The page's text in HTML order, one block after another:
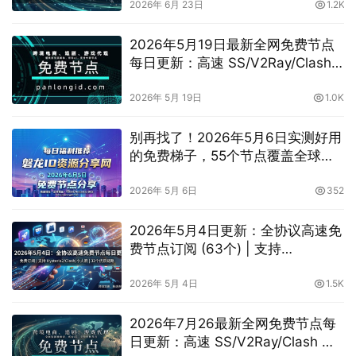
vless/shadowrocket/trojan/vmess
2026年 6月 23日 1.2K
2026年5月19日最新全网免费节点
每日更新：高速 SS/V2Ray/Clash
vless/shadowrocket/vmess节点
2026年 5月 19日 1.0K
别再找了！2026年5月6日实测好用
的免费梯子，55个节点覆盖全球，
2026年 5月 6日 352
2026年5月4日更新：全协议高速免
费节点订阅 (63个) | 支持
2026年 5月 4日 1.5K
2026年7月26最新全网免费节点每
日更新：高速 SS/V2Ray/Clash 订